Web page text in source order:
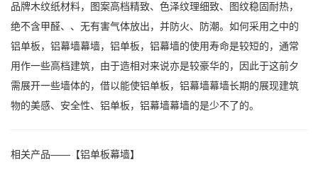
品牌木纹纸材料，图案高档精致、色泽纹理细致、图纹稳固耐热，
绝不含甲醛、、无有害气体放出，并防火、防潮。如何采用之中的
铝单板，铝幕墙幕墙，铝单板，铝幕墙的使用寿命是较短的，通常
用作一些高档建筑，由于造相对来说亦是较豪华的，因此于这前夕
需展开一些墙体的，借以能使铝单板，铝幕墙幕墙长期的展现建筑
物的美感、安全性、铝单板，铝幕墙幕墙的是少不了的。
相关产品——【铝单板幕墙】